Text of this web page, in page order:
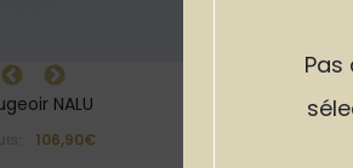
NALU
106,90€